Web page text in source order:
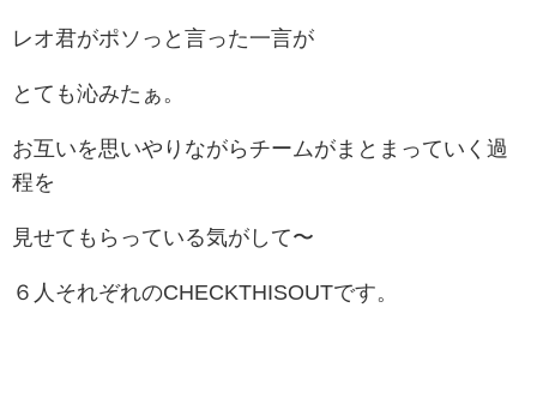
レオ君がポソっと言った一言が
とても沁みたぁ。
お互いを思いやりながらチームがまとまっていく過
程を
見せてもらっている気がして〜
６人それぞれのCHECKTHISOUTです。